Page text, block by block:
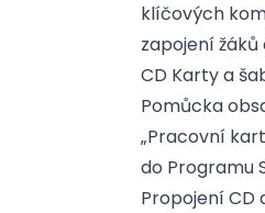
klíčových
zapojení
CD Karty a
Pomůcka
„Pracovní
do Programu
Propojení CD